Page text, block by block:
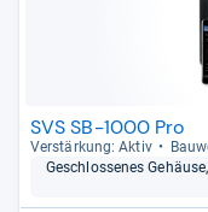
SVS SB-1000 Pro
Ver­stär­kung: Aktiv
Geschlos­se­nes